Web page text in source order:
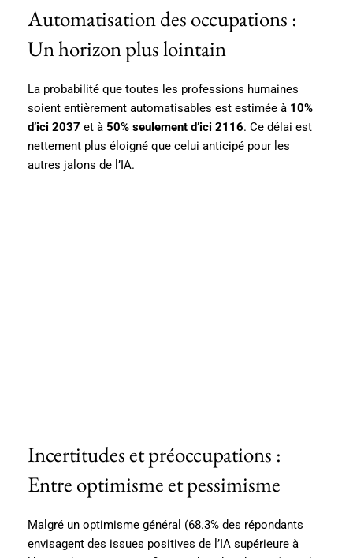
Automatisation des occupations :
Un horizon plus lointain
La probabilité que toutes les professions humaines
soient entièrement automatisables est estimée à 10%
d’ici 2037 et à 50% seulement d’ici 2116. Ce délai est
nettement plus éloigné que celui anticipé pour les
autres jalons de l’IA.
Incertitudes et préoccupations :
Entre optimisme et pessimisme
Malgré un optimisme général (68.3% des répondants
envisagent des issues positives de l’IA supérieure à